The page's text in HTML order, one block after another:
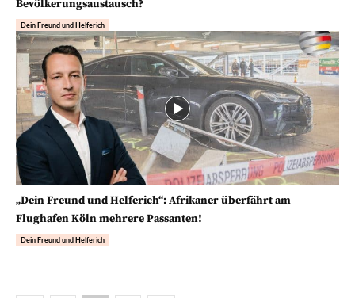
Bevölkerungsaustausch?
Dein Freund und Helferich
„Dein Freund und Helferich“: Afrikaner überfährt am
Flughafen Köln mehrere Passanten!
Dein Freund und Helferich